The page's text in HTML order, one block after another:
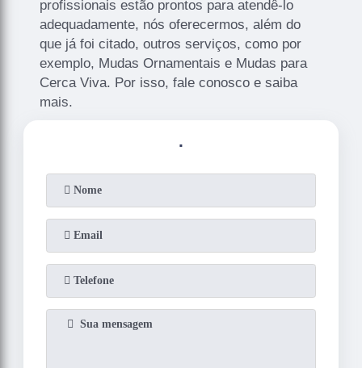
profissionais estão prontos para atendê-lo
adequadamente, nós oferecermos, além do
que já foi citado, outros serviços, como por
exemplo, Mudas Ornamentais e Mudas para
Cerca Viva. Por isso, fale conosco e saiba
mais.
.